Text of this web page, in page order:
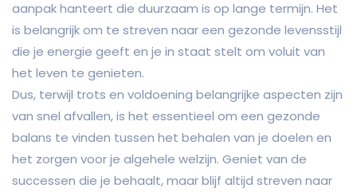
aanpak hanteert die duurzaam is op lange termijn. Het
is belangrijk om te streven naar een gezonde levensstijl
die je energie geeft en je in staat stelt om voluit van
het leven te genieten.
Dus, terwijl trots en voldoening belangrijke aspecten zijn
van snel afvallen, is het essentieel om een gezonde
balans te vinden tussen het behalen van je doelen en
het zorgen voor je algehele welzijn. Geniet van de
successen die je behaalt, maar blijf altijd streven naar